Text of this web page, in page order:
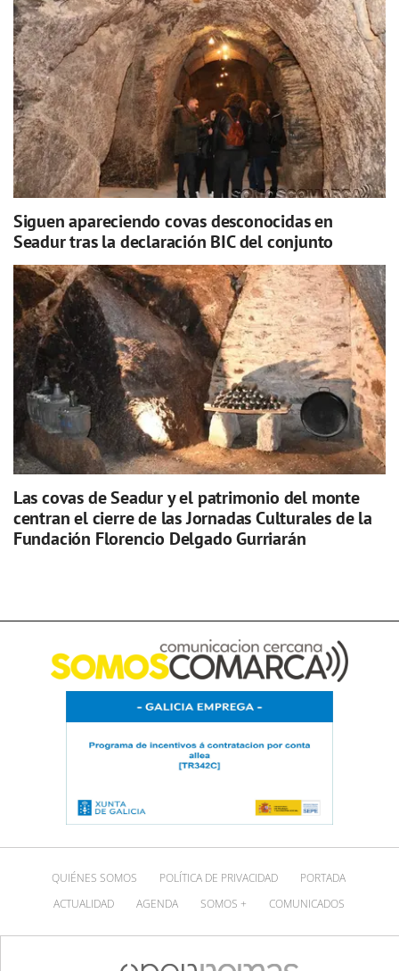
Siguen apareciendo covas desconocidas en
Seadur tras la declaración BIC del conjunto
Las covas de Seadur y el patrimonio del monte
centran el cierre de las Jornadas Culturales de la
Fundación Florencio Delgado Gurriarán
QUIÉNES SOMOS POLÍTICA DE PRIVACIDAD
PORTADA
ACTUALIDAD
AGENDA SOMOS + COMUNICADOS